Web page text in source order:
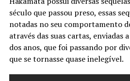
século que passou preso, essas
notadas no seu comportamento
através das suas cartas, enviadas
dos anos, que foi passando por
que se tornasse quase inelegível.